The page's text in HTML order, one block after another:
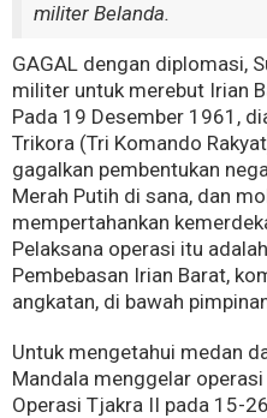
militer Belanda.
GAGAL dengan diplomasi,
militer untuk merebut Irian
Pada 19 Desember 1961,
Trikora (Tri Komando
gagalkan pembentukan
Merah Putih di sana, dan
mempertahankan
Pelaksana operasi itu
Pembebasan Irian Barat,
angkatan, di bawah
Untuk mengetahui medan
Mandala menggelar
Operasi Tjakra II pada 15-